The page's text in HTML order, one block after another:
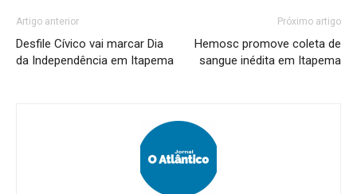
Artigo anterior
Desfile Cívico vai marcar Dia
da Independência em Itapema
Próximo artigo
Hemosc promove coleta de
sangue inédita em Itapema